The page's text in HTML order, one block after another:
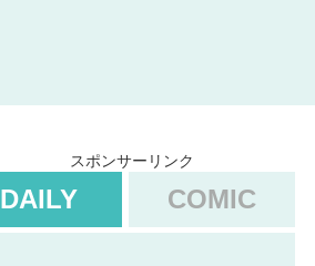
スポンサーリンク
DAILY COMIC